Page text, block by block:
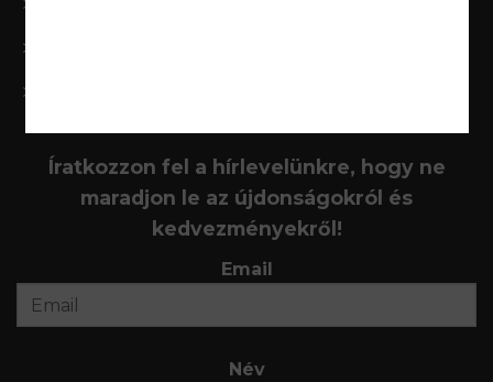
Íratkozzon fel a hírlevelünkre, hogy ne
maradjon le az újdonságokról és
kedvezményekről!
Email
Név